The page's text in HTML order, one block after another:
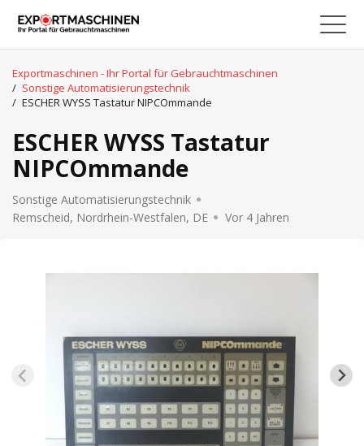
Exportmaschinen - Ihr Portal für Gebrauchtmaschinen
/ Sonstige Automatisierungstechnik
/ ESCHER WYSS Tastatur NIPCOmmande
ESCHER WYSS Tastatur
NIPCOmmande
Sonstige Automatisierungstechnik
Remscheid, Nordrhein-Westfalen, DE
Vor 4 Jahren